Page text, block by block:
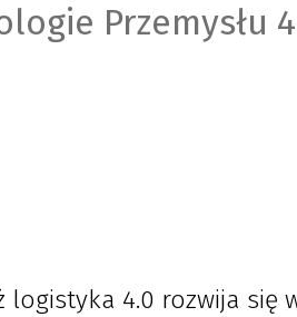
Przemysłu
logistyka 4.0 rozwija się